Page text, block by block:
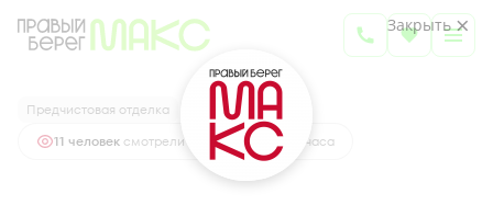
2-комнатная59.58 м2
7 878 800 руб.
Ипотекаот 25 977 руб.
Предчистовая отделка
11 человек смотрели эту квартиру за 24 часа
Закрыть